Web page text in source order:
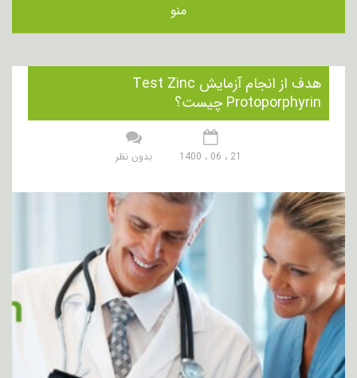
منو
هدف از انجام آزمایش Test Zinc
Protoporphyrin چیست؟
21 ، 06 ، 1400 بدون نظر